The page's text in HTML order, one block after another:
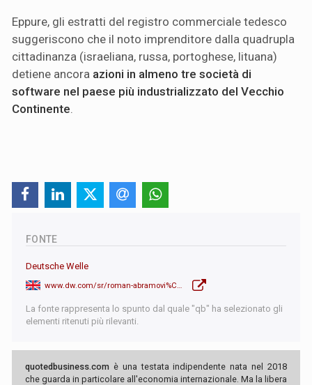
Eppure, gli estratti del registro commerciale tedesco
suggeriscono che il noto imprenditore dalla quadrupla
cittadinanza (israeliana, russa, portoghese, lituana)
detiene ancora azioni in almeno tre società di
software nel paese più industrializzato del Vecchio
Continente
FONTE
Deutsche Welle
La fonte rappresenta lo spunto dal quale "qb" ha selezionato gli
elementi ritenuti più rilevanti.
quotedbusiness.com è una testata indipendente nata nel 2018
che guarda in particolare all'economia internazionale. Ma la libera